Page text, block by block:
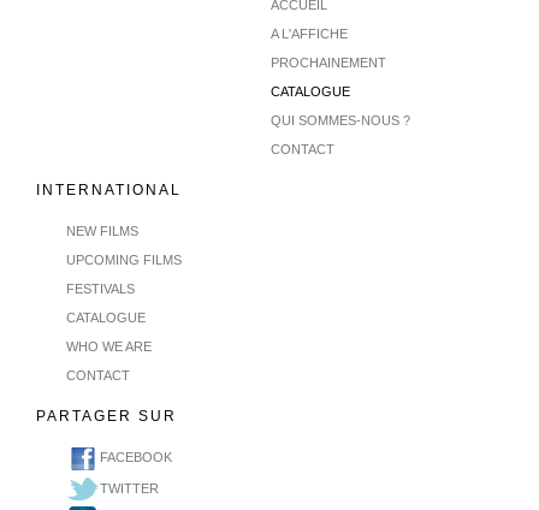
ACCUEIL
A L'AFFICHE
PROCHAINEMENT
CATALOGUE
QUI SOMMES-NOUS ?
CONTACT
INTERNATIONAL
NEW FILMS
UPCOMING FILMS
FESTIVALS
CATALOGUE
WHO WE ARE
CONTACT
PARTAGER SUR
FACEBOOK
TWITTER